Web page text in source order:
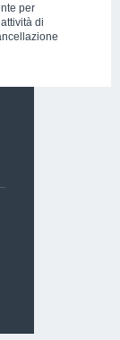
per
di